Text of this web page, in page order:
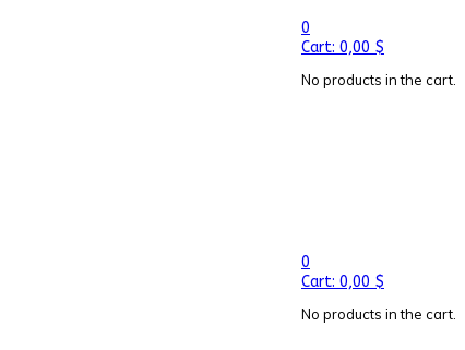
0
Cart: 0,00 $
No products in the cart.
0
Cart: 0,00 $
No products in the cart.